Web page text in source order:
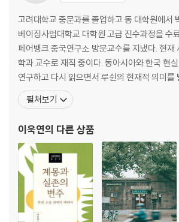
고려대학교 중문과를 졸업하고 동 대학원에서
베이징사범대학교 대학원 고급 진수과정을 수
페어뱅크 중국연구소 방문교수를 지냈다. 현재
학과 교수로 재직 중이다. 동아시아와 한국 현
연구하고 다시 읽으면서 루쉰의 현재적 의미를
한편, 루쉰 소설과 산문을 꾸준히 번역해왔다.
께 루쉰을 읽으면서 한국 사회의 오늘과 내일을 고
풀어내는 책을 쓰고 있다. 고려대학교 중문과를
펼쳐보기
이욱연의 다른 상품